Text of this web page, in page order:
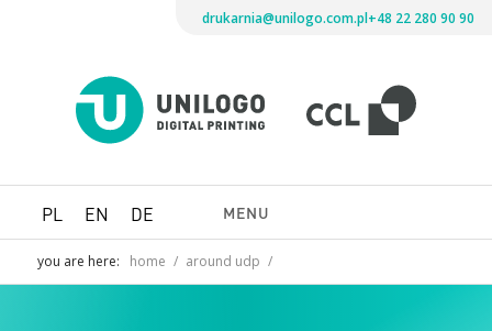
Digital
drukarnia@unilogo.com.pl+48 22 280 90 90
PL EN DE MENU
you are here: home / around udp /